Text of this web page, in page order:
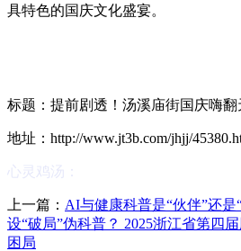
具特色的国庆文化盛宴。
标题：提前剧透！汤溪庙街国庆嗨
地址：http://www.jt3b.com/jhjj/
心灵鸡汤：
上一篇： AI与健康科普是“伙伴”还是
设“破局”伪科普？ 2025浙江省第四
困局